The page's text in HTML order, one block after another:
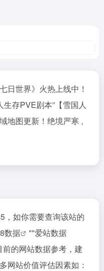
日世界》火热上线中！
存PVE剧本”【雪国人
地图更新！绝境严寒 ,
，如你需要查询该站的
数据 ""爱站数据
的网站数据参考，建
网站价值评估因素如：